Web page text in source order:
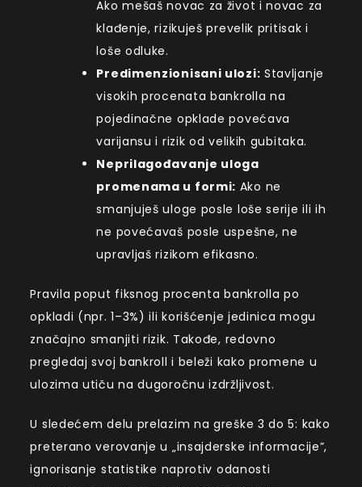
Ako mešaš novac za život i novac za
klađenje, rizikuješ prevelik pritisak i
loše odluke.
Predimenzionisani ulozi: Stavljanje
visokih procenata bankrolla na
pojedinačne opklade povećava
varijansu i rizik od velikih gubitaka.
Neprilagođavanje uloga
promenama u formi: Ako ne
smanjuješ uloge posle loše serije ili ih
ne povećavaš posle uspešne, ne
upravljaš rizikom efikasno.
Pravila poput fiksnog procenta bankrolla po
opkladi (npr. 1–3%) ili korišćenje jedinica mogu
značajno smanjiti rizik. Takođe, redovno
pregledaj svoj bankroll i beleži kako promene u
ulozima utiču na dugoročnu izdržljivost.
U sledećem delu prelazim na greške 3 do 5: kako
preterano verovanje u „insajderske informacije”,
ignorisanje statistike naprotiv odanosti